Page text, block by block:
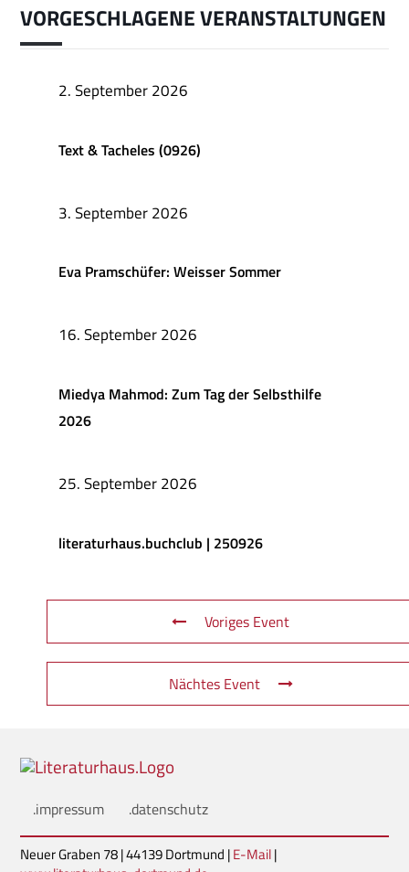
VORGESCHLAGENE VERANSTALTUNGEN
2. September 2026
Text & Tacheles (0926)
3. September 2026
Eva Pramschüfer: Weisser Sommer
16. September 2026
Miedya Mahmod: Zum Tag der Selbsthilfe
2026
25. September 2026
literaturhaus.buchclub | 250926
Voriges Event
Nächtes Event
.impressum .datenschutz
Neuer Graben 78 | 44139 Dortmund |E-Mail|